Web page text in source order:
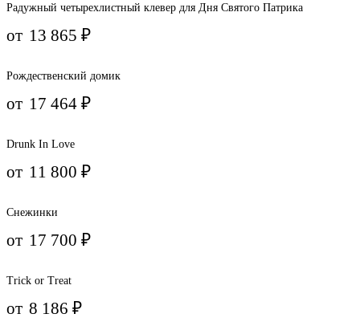
Радужный четырехлистный клевер для Дня Святого Патрика
от 13 865₽
Рождественский домик
от 17 464₽
Drunk In Love
от 11 800₽
Снежинки
от 17 700₽
Trick or Treat
от 8 186₽